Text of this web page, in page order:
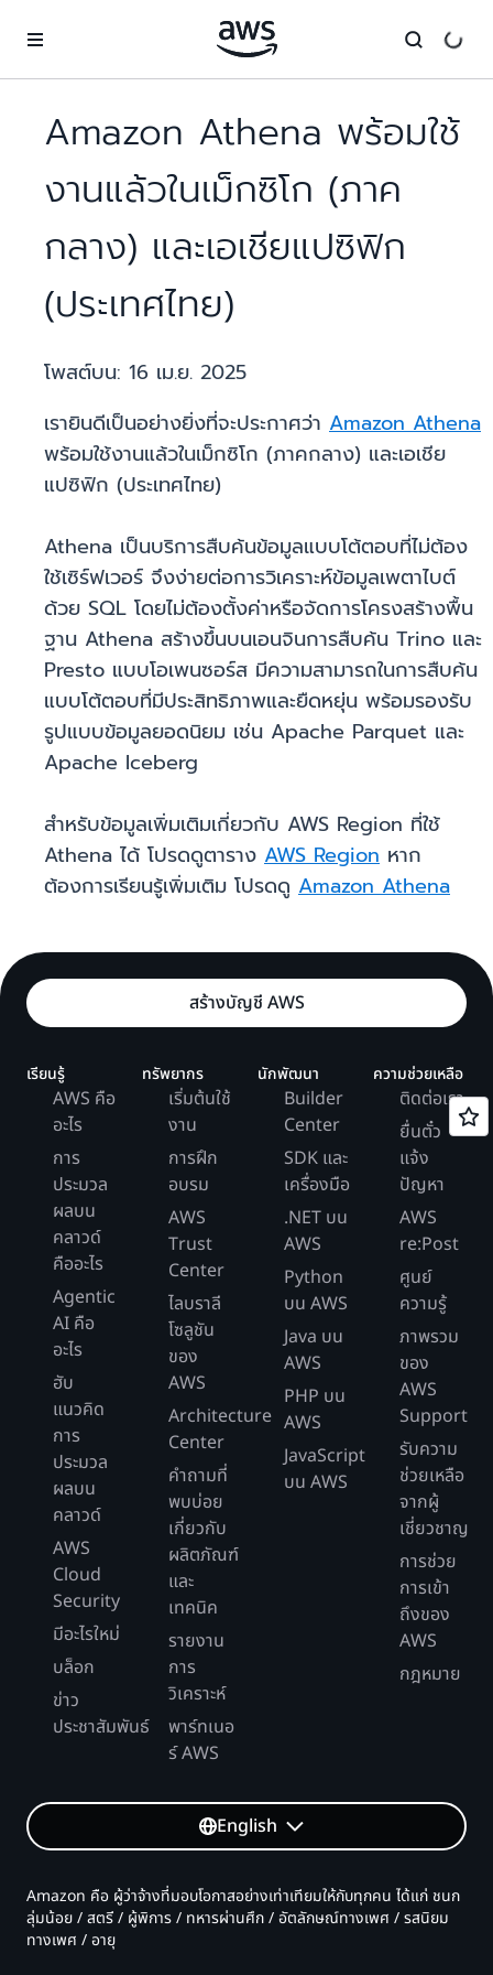
Amazon Athena พร้อมใช้
งานแล้วในเม็กซิโก (ภาค
กลาง) และเอเชียแปซิฟิก
(ประเทศไทย)
โพสต์บน: 16 เม.ย. 2025
เรายินดีเป็นอย่างยิ่งที่จะประกาศว่า Amazon Athena
พร้อมใช้งานแล้วในเม็กซิโก (ภาคกลาง) และเอเชีย
แปซิฟิก (ประเทศไทย)
Athena เป็นบริการสืบค้นข้อมูลแบบโต้ตอบที่ไม่ต้อง
ใช้เซิร์ฟเวอร์ จึงง่ายต่อการวิเคราะห์ข้อมูลเพตาไบต์
ด้วย SQL โดยไม่ต้องตั้งค่าหรือจัดการโครงสร้างพื้น
ฐาน Athena สร้างขึ้นบนเอนจินการสืบค้น Trino และ
Presto แบบโอเพนซอร์ส มีความสามารถในการสืบค้น
แบบโต้ตอบที่มีประสิทธิภาพและยืดหยุ่น พร้อมรองรับ
รูปแบบข้อมูลยอดนิยม เช่น Apache Parquet และ
Apache Iceberg
สำหรับข้อมูลเพิ่มเติมเกี่ยวกับ AWS Region ที่ใช้
Athena ได้ โปรดดูตาราง AWS Region หาก
ต้องการเรียนรู้เพิ่มเติม โปรดดู Amazon Athena
สร้างบัญชี AWS
เรียนรู้
AWS คือ
อะไร
การ
ประมวล
ผลบน
คลาวด์
คืออะไร
Agentic
AI คือ
อะไร
ฮับ
แนวคิด
การ
ประมวล
ผลบน
คลาวด์
AWS
Cloud
Security
มีอะไรใหม่
บล็อก
ข่าว
ประชาสัมพันธ์
ทรัพยากร
เริ่มต้นใช้
งาน
การฝึก
อบรม
AWS
Trust
Center
ไลบราลี
โซลูชัน
ของ
AWS
Architecture
Center
คำถามที่
พบบ่อย
เกี่ยวกับ
ผลิตภัณฑ์
และ
เทคนิค
รายงาน
การ
วิเคราะห์
พาร์ทเนอ
ร์ AWS
นักพัฒนา
Builder
Center
SDK และ
เครื่องมือ
.NET บน
AWS
Python
บน AWS
Java บน
AWS
PHP บน
AWS
JavaScript
บน AWS
ความช่วยเหลือ
ติดต่อเรา
ยื่นตั๋ว
แจ้ง
ปัญหา
AWS
re:Post
ศูนย์
ความรู้
ภาพรวม
ของ
AWS
Support
รับความ
ช่วยเหลือ
จากผู้
เชี่ยวชาญ
การช่วย
การเข้า
ถึงของ
AWS
กฎหมาย
English
Amazon คือ ผู้ว่าจ้างที่มอบโอกาสอย่างเท่าเทียมให้กับทุกคน ได้แก่ ชนก
ลุ่มน้อย / สตรี / ผู้พิการ / ทหารผ่านศึก / อัตลักษณ์ทางเพศ / รสนิยม
ทางเพศ / อายุ